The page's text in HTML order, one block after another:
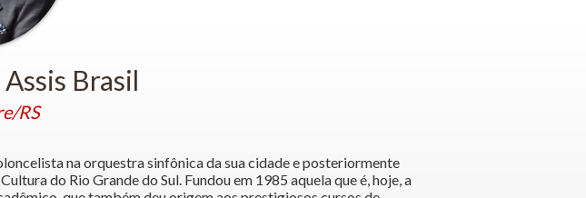
Brasil
RS
na orquestra sinfônica da sua cidade e posteriormente
do Rio Grande do Sul. Fundou em 1985 aquela que é, hoje, a